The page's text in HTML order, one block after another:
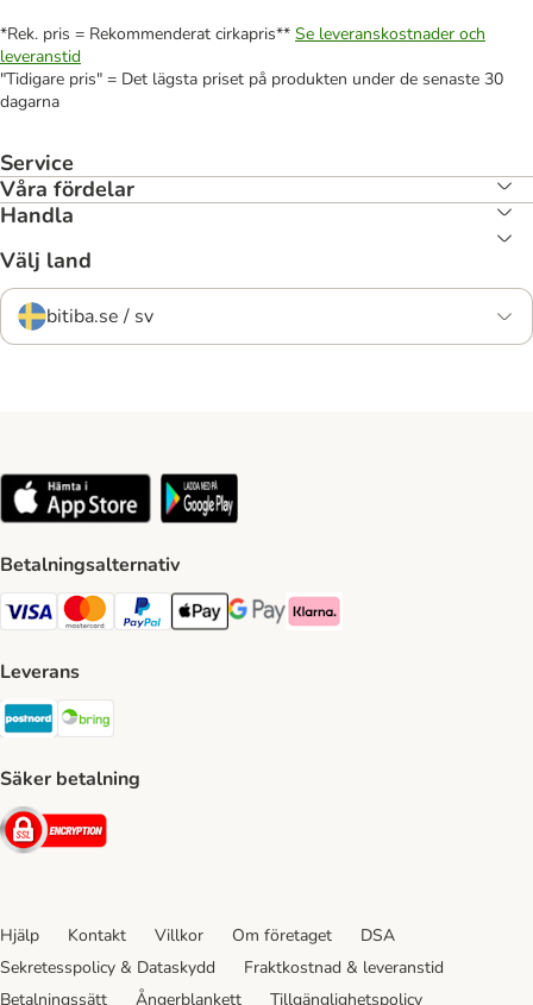
*Rek. pris = Rekommenderat cirkapris** Se leveranskostnader och
leveranstid
"Tidigare pris" = Det lägsta priset på produkten under de senaste 30
dagarna
Service
Våra fördelar
Handla
Välj land
bitiba.se / sv
Betalningsalternativ
VISA Payment Method
Mastercard Payment Method
Paypal Payment Method
Apple Pay Payment Method
Google Pay Payment Method
Klarna Payment Method
Leverans
Postnord Shipping Method
Säker betalning
Security
Hjälp Kontakt Villkor Om företaget
DSA
Sekretesspolicy & Dataskydd
Fraktkostnad & leveranstid
Betalningssätt
Ångerblankett Tillgänglighetspolicy